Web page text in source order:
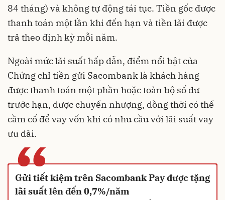
84 tháng) và không tự động tái tục. Tiền gốc được
thanh toán một lần khi đến hạn và tiền lãi được
trả theo định kỳ mỗi năm.
Ngoài mức lãi suất hấp dẫn, điểm nổi bật của
Chứng chỉ tiền gửi Sacombank là khách hàng
được thanh toán một phần hoặc toàn bộ số dư
trước hạn, được chuyển nhượng, đồng thời có thể
cầm cố để vay vốn khi có nhu cầu với lãi suất vay
ưu đãi.
“
Gửi tiết kiệm trên Sacombank Pay được tặng
lãi suất lên đến 0,7%/năm